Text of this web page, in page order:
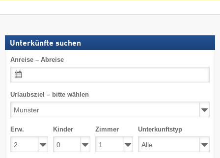
Unterkünfte suchen
Anreise – Abreise
Urlaubsziel – bitte wählen
Erw. Kinder Zimmer Unterkunftstyp